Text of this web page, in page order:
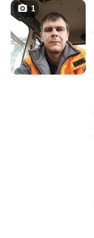
1